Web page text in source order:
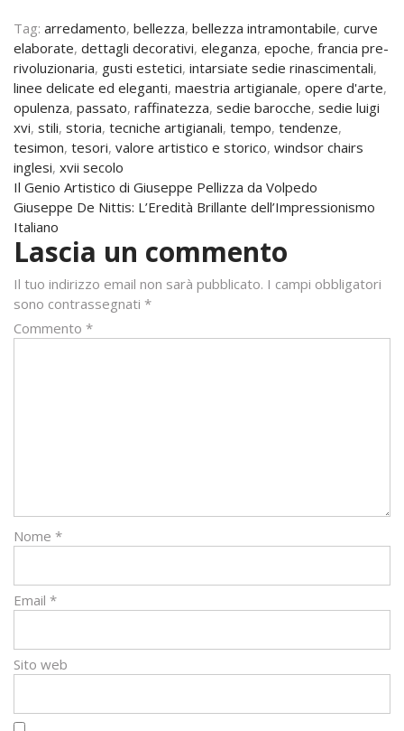
Tag: arredamento, bellezza, bellezza intramontabile, curve
elaborate, dettagli decorativi, eleganza, epoche, francia pre-
rivoluzionaria, gusti estetici, intarsiate sedie rinascimentali,
linee delicate ed eleganti, maestria artigianale, opere d'arte,
opulenza, passato, raffinatezza, sedie barocche, sedie luigi
xvi, stili, storia, tecniche artigianali, tempo, tendenze,
tesimon, tesori, valore artistico e storico, windsor chairs
inglesi, xvii secolo
Navigazione
articoli
Il Genio Artistico di Giuseppe Pellizza da Volpedo
Giuseppe De Nittis: L’Eredità Brillante dell’Impressionismo
Italiano
Lascia un commento
Il tuo indirizzo email non sarà pubblicato. I campi obbligatori
sono contrassegnati *
Commento *
Nome *
Email *
Sito web